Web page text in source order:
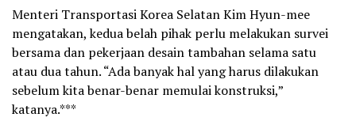
Menteri Transportasi Korea Selatan Kim Hyun-mee
mengatakan, kedua belah pihak perlu melakukan survei
bersama dan pekerjaan desain tambahan selama satu
atau dua tahun. “Ada banyak hal yang harus dilakukan
sebelum kita benar-benar memulai konstruksi,”
katanya.***